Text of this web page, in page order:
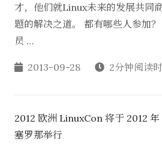
才，他们就Linux未来的发展共同
题的解决之道。 都有哪些人参加
员 …
2013-09-28 2分钟阅读
2012 欧洲 LinuxCon 将于 2012 年
塞罗那举行